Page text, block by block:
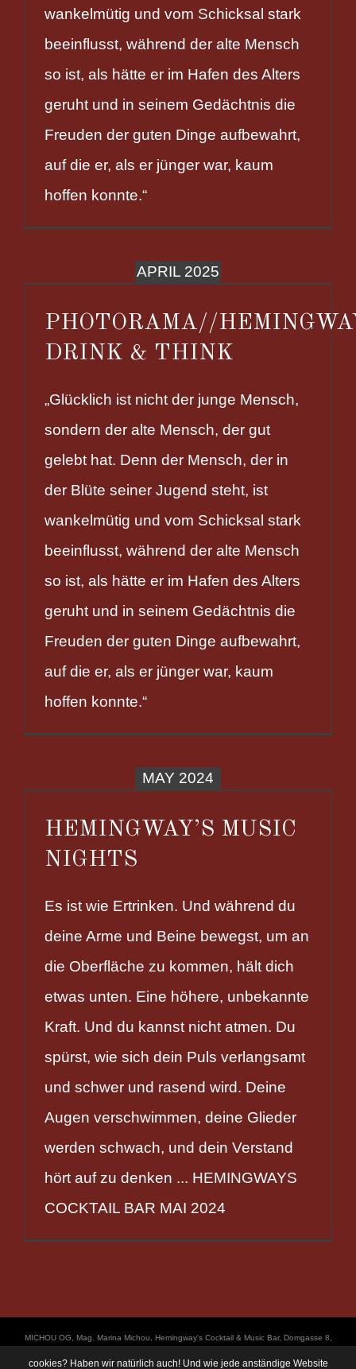
wankelmütig und vom Schicksal stark
beeinflusst, während der alte Mensch
so ist, als hätte er im Hafen des Alters
geruht und in seinem Gedächtnis die
Freuden der guten Dinge aufbewahrt,
auf die er, als er jünger war, kaum
hoffen konnte.“
APRIL 2025
PHOTORAMA//
DRINK & THINK
„Glücklich ist nicht der junge Mensch,
sondern der alte Mensch, der gut
gelebt hat. Denn der Mensch, der in
der Blüte seiner Jugend steht, ist
wankelmütig und vom Schicksal stark
beeinflusst, während der alte Mensch
so ist, als hätte er im Hafen des Alters
geruht und in seinem Gedächtnis die
Freuden der guten Dinge aufbewahrt,
auf die er, als er jünger war, kaum
hoffen konnte.“
MAY 2024
HEMINGWAY’S MUSIC
NIGHTS
Es ist wie Ertrinken. Und während du
deine Arme und Beine bewegst, um an
die Oberfläche zu kommen, hält dich
etwas unten. Eine höhere, unbekannte
Kraft. Und du kannst nicht atmen. Du
spürst, wie sich dein Puls verlangsamt
und schwer und rasend wird. Deine
Augen verschwimmen, deine Glieder
werden schwach, und dein Verstand
hört auf zu denken ... HEMINGWAYS
COCKTAIL BAR MAI 2024
ΜICHOU OG, Mag. Marina Michou, Hemingway's Cocktail & Music Bar, Domgasse 8,
cookies? Haben wir natürlich auch! Und wie jede anständige Website